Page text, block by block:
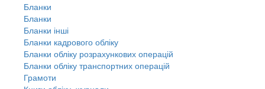
Бланки
Бланки
Бланки інші
Бланки кадрового обліку
Бланки обліку розрахункових операцій
Бланки обліку транспортних операцій
Грамоти